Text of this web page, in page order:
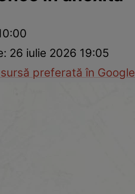
Medicii răspund
26 iulie 2026 19:05
preferată în Google